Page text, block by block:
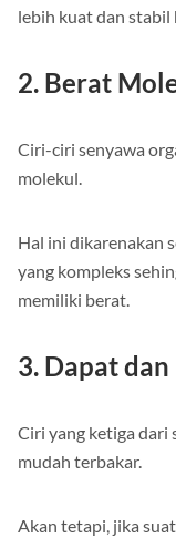
lebih kuat dan stabil
2. Berat
Ciri-ciri senyawa
molekul.
Hal ini dikarenakan
yang kompleks
memiliki berat.
3. Dapat
Ciri yang ketiga dari
mudah terbakar.
Akan tetapi, jika